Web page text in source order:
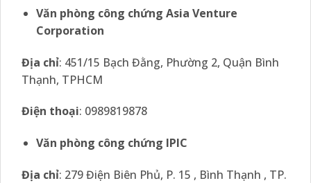
Văn phòng công chứng Asia Venture
Corporation
Địa chỉ: 451/15 Bạch Đằng, Phường 2, Quận Bình
Thạnh, TPHCM
Điện thoại: 0989819878
Văn phòng công chứng IPIC
Địa chỉ: 279 Điện Biên Phủ, P. 15 , Bình Thạnh , TP.